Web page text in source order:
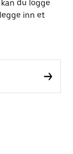
du logge
inn et